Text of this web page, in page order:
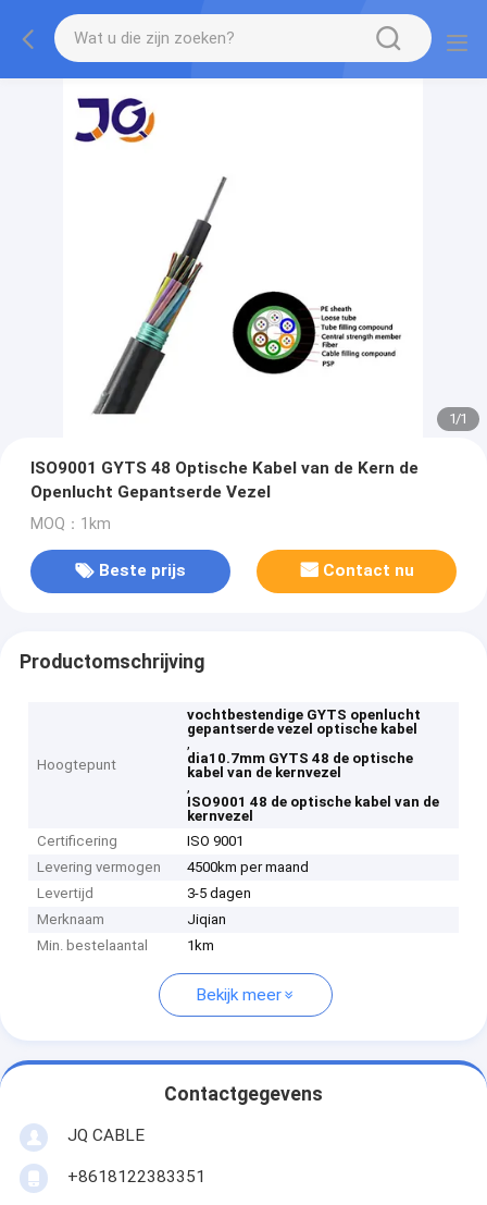
1/1
ISO9001 GYTS 48 Optische Kabel van de Kern de
Openlucht Gepantserde Vezel
MOQ：1km
Beste prijs Contact nu
Productomschrijving
Hoogtepunt
vochtbestendige GYTS openlucht
gepantserde vezel optische kabel
,
dia10.7mm GYTS 48 de optische
kabel van de kernvezel
,
ISO9001 48 de optische kabel van de
kernvezel
Certificering
ISO 9001
Levering vermogen
4500km per maand
Levertijd
3-5 dagen
Merknaam
Jiqian
Min. bestelaantal
1km
Bekijk meer
Contactgegevens
JQ CABLE
+8618122383351